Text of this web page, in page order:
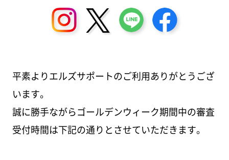
平素よりエルズサポートのご利用ありがとうござ
います。
誠に勝手ながらゴールデンウィーク期間中の審査
受付時間は下記の通りとさせていただきます。